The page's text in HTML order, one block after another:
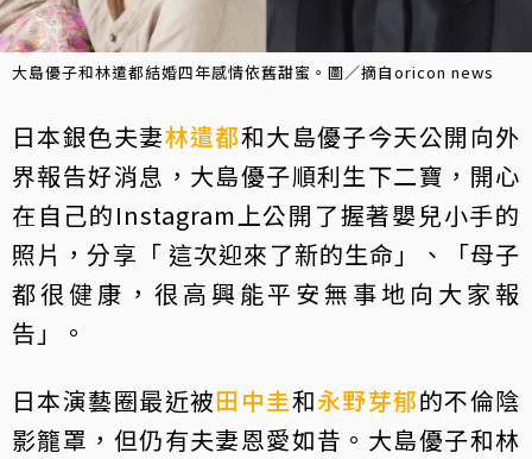
大島優子和林遣都結婚四年感情依舊甜蜜。圖／摘自oricon news
日本銀色夫妻林遣都和大島優子今天公開向外
界報告好消息，大島優子順利生下二寶，開心
在自己的Instagram上公開了握著嬰兒小手的
照片，分享「 這次迎來了新的生命」、「母子
都很健康，很高興能平安無事地向大家報
告」。
日本演藝圈最近被田中圭和永野芽郁的不倫陰
影籠罩，但仍有夫妻恩愛如昔。大島優子和林